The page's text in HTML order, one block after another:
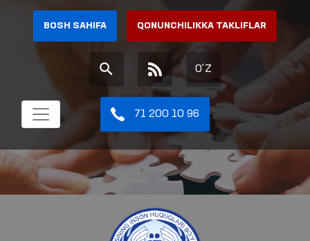
BOSH SAHIFA QONUNCHILIKKA TAKLIFLAR
O'Z
71 200 10 96